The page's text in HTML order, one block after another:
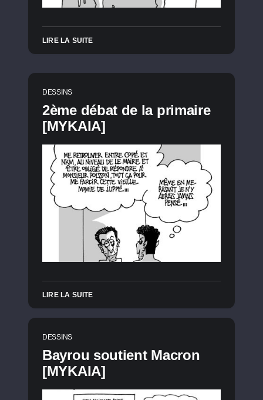
LIRE LA SUITE
DESSINS
2ème débat de la primaire
[MYKAIA]
LIRE LA SUITE
DESSINS
Bayrou soutient Macron
[MYKAIA]